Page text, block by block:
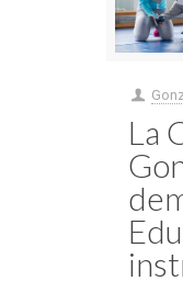
La